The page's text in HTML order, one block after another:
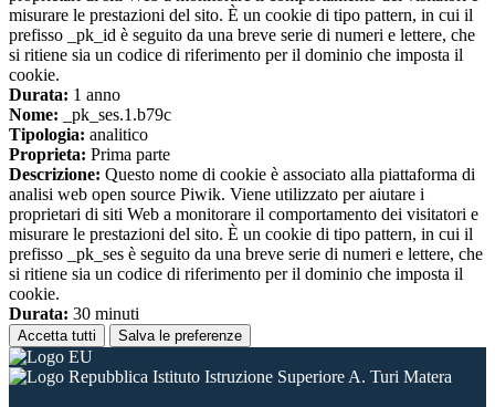
misurare le prestazioni del sito. È un cookie di tipo pattern, in cui il
prefisso _pk_id è seguito da una breve serie di numeri e lettere, che
si ritiene sia un codice di riferimento per il dominio che imposta il
cookie.
Durata: 1 anno
Nome: _pk_ses.1.b79c
Tipologia: analitico
Proprieta: Prima parte
Descrizione: Questo nome di cookie è associato alla piattaforma di
analisi web open source Piwik. Viene utilizzato per aiutare i
proprietari di siti Web a monitorare il comportamento dei visitatori e
misurare le prestazioni del sito. È un cookie di tipo pattern, in cui il
prefisso _pk_ses è seguito da una breve serie di numeri e lettere, che
si ritiene sia un codice di riferimento per il dominio che imposta il
cookie.
Durata: 30 minuti
Accetta tutti Salva le preferenze
Istituto Istruzione Superiore A. Turi Matera